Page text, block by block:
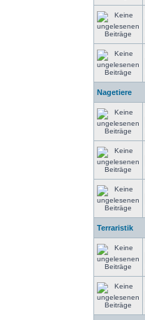
Nagetiere
Terraristik